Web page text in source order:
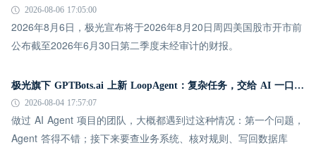
2026-08-06 17:05:00
2026年8月6日，极光宣布将于2026年8月20日周四美国股市开市前
公布截至2026年6月30日第二季度未经审计的财报。
极光旗下 GPTBots.ai 上新 LoopAgent：复杂任务，交给 AI 一口气跑完
2026-08-04 17:57:07
做过 AI Agent 项目的团队，大概都遇到过这种情况：第一个问题，
Agent 答得不错；接下来要查业务系统、核对规则、写回数据库